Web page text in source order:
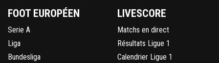
FOOT EUROPÉEN
Serie A
Liga
Bundesliga
LIVESCORE
Matchs en direct
Résultats Ligue 1
Calendrier Ligue 1